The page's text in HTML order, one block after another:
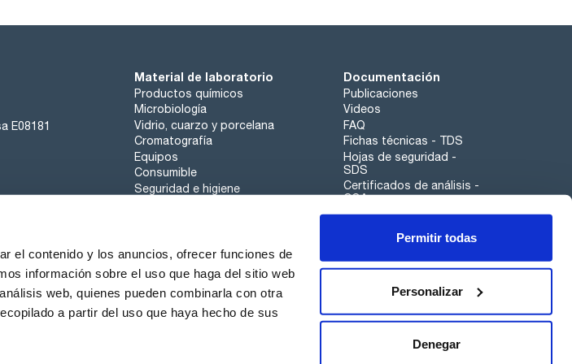
el contenido y los anuncios, ofrecer funciones de
información sobre el uso que haga del sitio web
web, quienes pueden combinarla con otra
a partir del uso que haya hecho de sus
Permitir todas
Personalizar
Denegar
E08181
Material de laboratorio
Productos químicos
Microbiología
Vidrio, cuarzo y porcelana
Cromatografía
Equipos
Consumible
Seguridad e higiene
Documentación
Publicaciones
Videos
FAQ
Fichas técnicas - TDS
Hojas de seguridad -
SDS
Certificados de análisis -
COA
Aplicaciones
Canal de denuncias
Contacta